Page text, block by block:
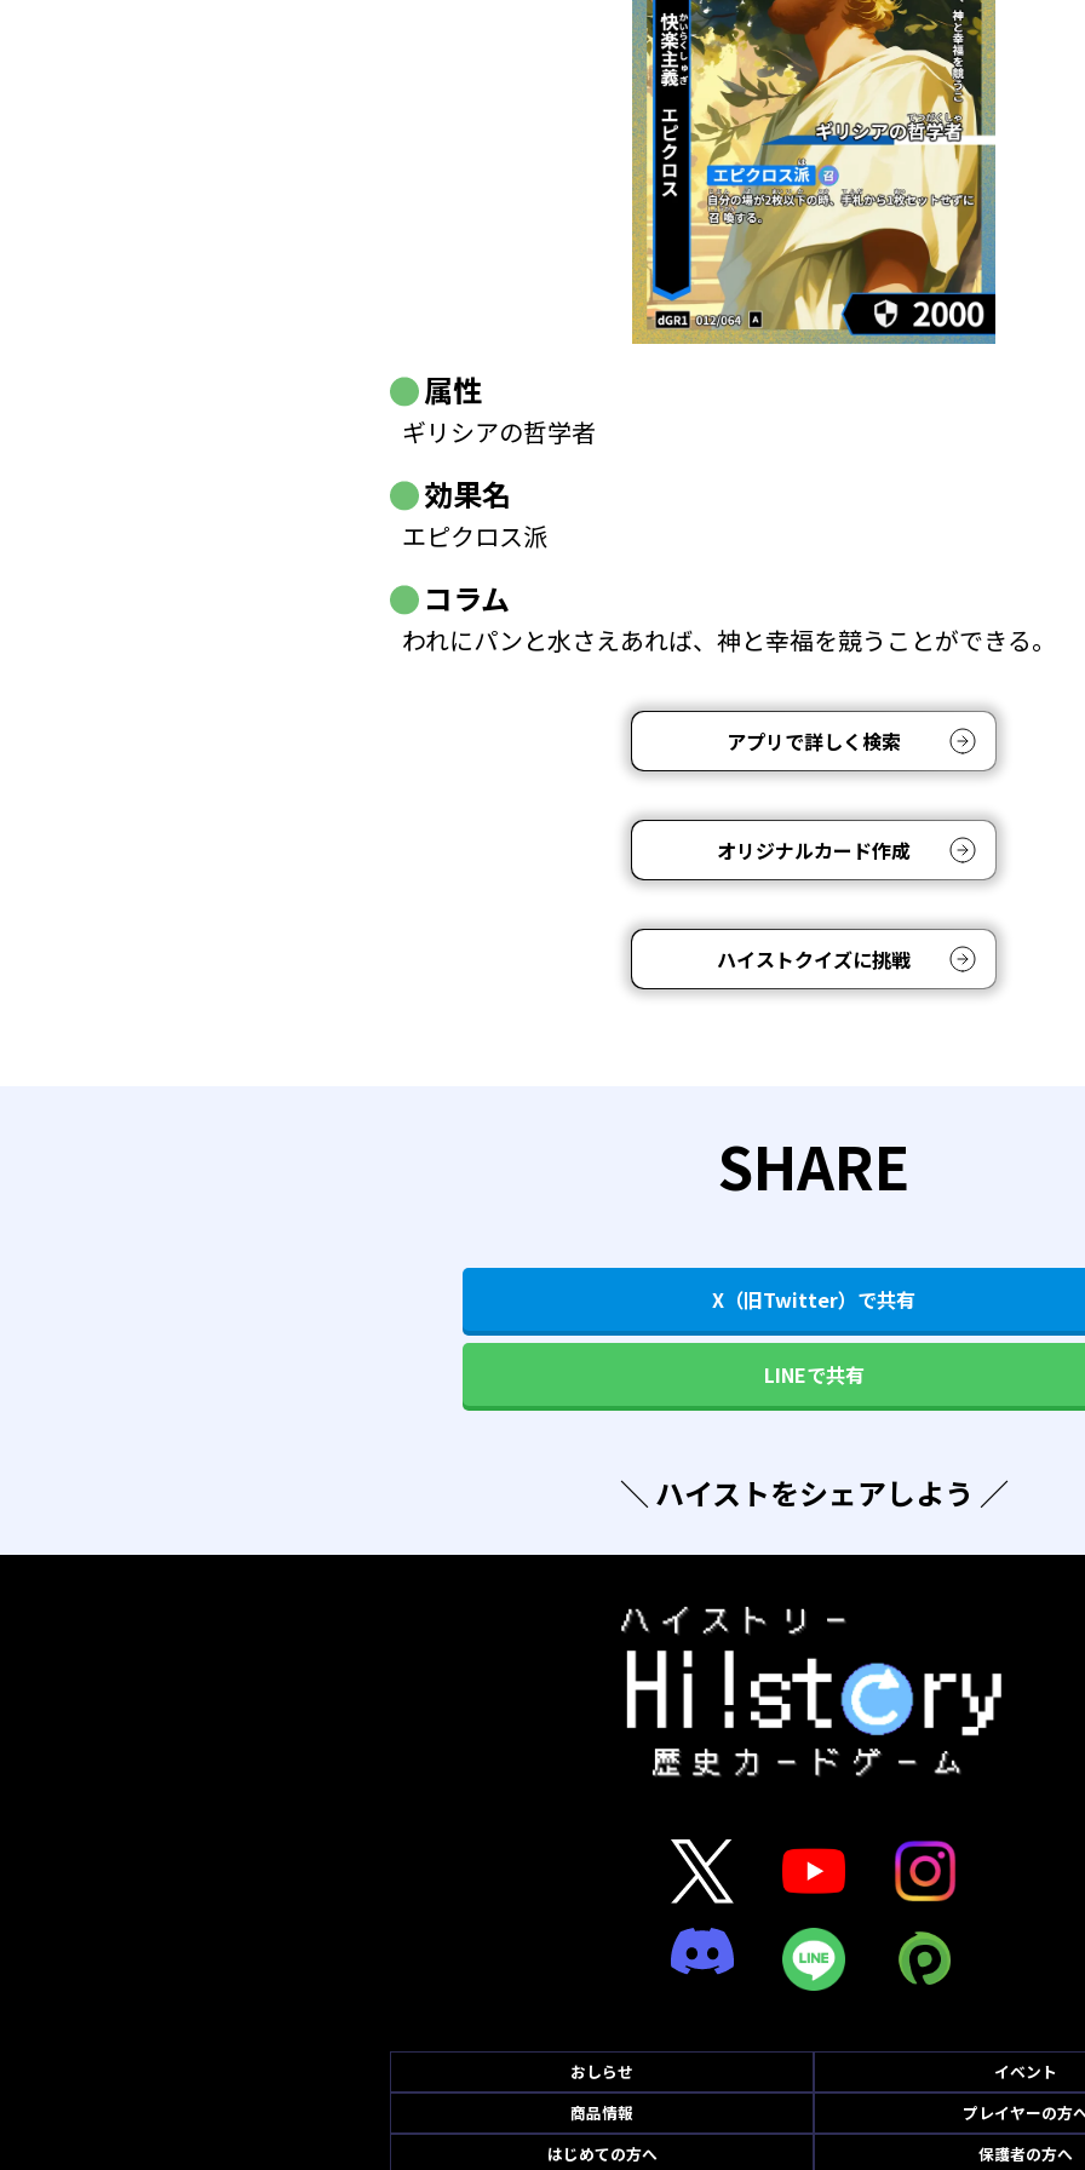
属性
ギリシアの哲学者
効果名
エピクロス派
コラム
われにパンと水さえあれば、神と幸福を競うことができる。
アプリで詳しく検索
オリジナルカード作成
ハイストクイズに挑戦
SHARE
X（旧Twitter）で共有
LINEで共有
＼ ハイストをシェアしよう ／
おしらせ
イベント
商品情報
プレイヤーの方
はじめての方へ
保護者の方へ